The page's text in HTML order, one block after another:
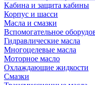
Кабина и защита кабины
Корпус и шасси
Масла и смазки
Вспомогательное
Гидравлические масла
Многоцелевые масла
Моторное масло
Охлаждающие жидкости
Смазки